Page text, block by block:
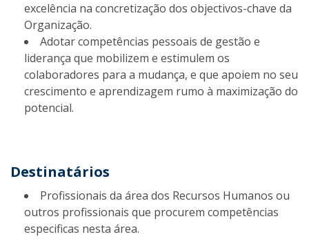
excelência na concretização dos objectivos-chave da
Organização.
Adotar competências pessoais de gestão e
liderança que mobilizem e estimulem os
colaboradores para a mudança, e que apoiem no seu
crescimento e aprendizagem rumo à maximização do
potencial.
Destinatários
Profissionais da área dos Recursos Humanos ou
outros profissionais que procurem competências
especificas nesta área.